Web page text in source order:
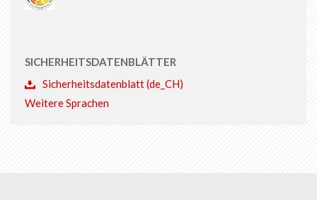
SICHERHEITSDATENBLÄTTER
Sicherheitsdatenblatt (de_CH)
Weitere Sprachen